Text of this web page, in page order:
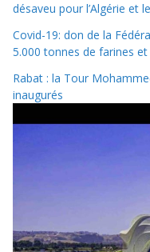
désaveu pour l’Algérie et
Covid-19: don de la
5.000 tonnes de farines
Rabat : la Tour
inaugurés